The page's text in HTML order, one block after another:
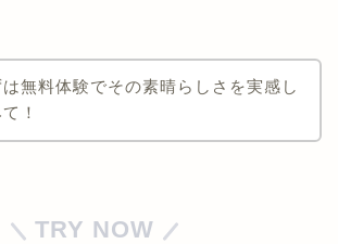
は無料体験でその素晴らしさを実感し
！
TRY NOW